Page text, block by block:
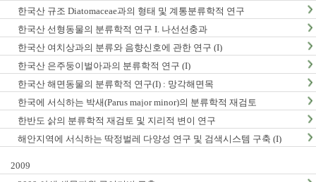
한국산 규조 Diatomaceae과의 형태 및 계통분류학적 연구
한국산 선형동물의 분류학적 연구 I. 나선선충과
한국산 여치상과의 분류와 음향신호에 관한 연구 (I)
한국산 은주둥이벌아과의 분류학적 연구 (I)
한국산 해면동물의 분류학적 연구(I) : 망각해면목
한국에 서식하는 박새(Parus major minor)의 분류학적 재검토
한반도 삵의 분류학적 재검토 및 지리적 변이 연구
해안지역에 서식하는 딱정벌레 다양성 연구 및 검색시스템 구축 (I)
2009